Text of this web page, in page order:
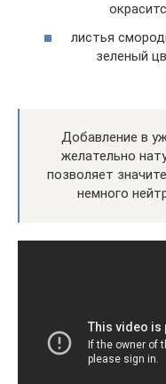
листья
зеленый
Добавление в
желательно
позволяет
немного